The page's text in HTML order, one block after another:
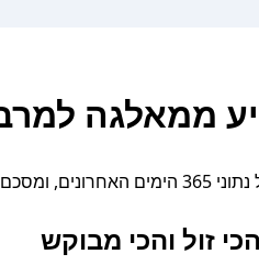
ממאלגה
אוטובוס והסעה פרטית.
זול והכי מבוקש